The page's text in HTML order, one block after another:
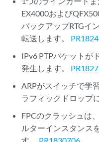
EX4000および
バックアップRTGイ
転送します。
IPv6 PTPパケットが
発生します。
ARPがスイッチで学
ラフィックドロップ
FPCのクラッシュは
ルターインスタンス